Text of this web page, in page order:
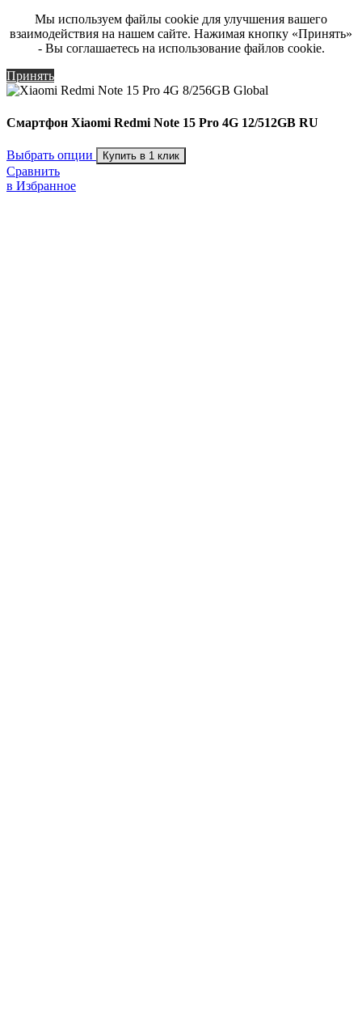
Мы используем файлы cookie для улучшения вашего
взаимодействия на нашем сайте. Нажимая кнопку «Принять»
- Вы соглашаетесь на использование файлов cookie.
Принять
Смартфон Xiaomi Redmi Note 15 Pro 4G 12/512GB RU
Выбрать опции Купить в 1 клик
Сравнить
в Избранное